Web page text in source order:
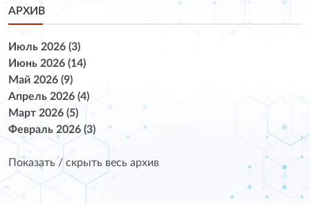
АРХИВ
Июль 2026 (3)
Июнь 2026 (14)
Май 2026 (9)
Апрель 2026 (4)
Март 2026 (5)
Февраль 2026 (3)
Показать / скрыть весь архив